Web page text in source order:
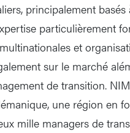
principalement
particulièrement
et
sur le marché
de transition.
une région en
mille managers de